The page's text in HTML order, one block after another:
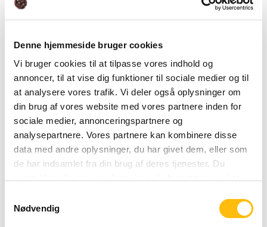
Denne hjemmeside bruger cookies
Vi bruger cookies til at tilpasse vores indhold og
annoncer, til at vise dig funktioner til sociale medier og til
at analysere vores trafik. Vi deler også oplysninger om
din brug af vores website med vores partnere inden for
sociale medier, annonceringspartnere og
analysepartnere. Vores partnere kan kombinere disse
data med andre oplysninger, du har givet dem, eller som
de har indsamlet fra din brug af deres tjenester. Du
Nødvendig
Thursday 08:00 - 01:00
Fre
08:00 - 02:00
Saturday 08:00 - 02:00
08:00 - 01:00
Sunday 08:00 - 01:00